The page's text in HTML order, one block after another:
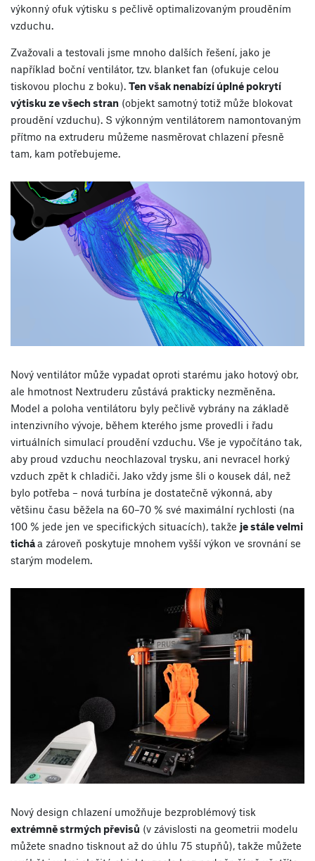
výkonný ofuk výtisku s pečlivě optimalizovaným prouděním
vzduchu.
Zvažovali a testovali jsme mnoho dalších řešení, jako je
například boční ventilátor, tzv. blanket fan (ofukuje celou
tiskovou plochu z boku). Ten však nenabízí úplné pokrytí
výtisku ze všech stran (objekt samotný totiž může blokovat
proudění vzduchu). S výkonným ventilátorem namontovaným
přítmo na extruderu můžeme nasměrovat chlazení přesně
tam, kam potřebujeme.
Nový ventilátor může vypadat oproti starému jako hotový obr,
ale hmotnost Nextruderu zůstává prakticky nezměněna.
Model a poloha ventilátoru byly pečlivě vybrány na základě
intenzivního vývoje, během kterého jsme provedli i řadu
virtuálních simulací proudění vzduchu. Vše je vypočítáno tak,
aby proud vzduchu neochlazoval trysku, ani nevracel horký
vzduch zpět k chladiči. Jako vždy jsme šli o kousek dál, než
bylo potřeba – nová turbína je dostatečně výkonná, aby
většinu času běžela na 60–70 % své maximální rychlosti (na
100 % jede jen ve specifických situacích), takže je stále velmi
ticháa zároveň poskytuje mnohem vyšší výkon ve srovnání se
starým modelem.
Nový design chlazení umožňuje bezproblémový tisk
extrémně strmých převisů (v závislosti na geometrii modelu
můžete snadno tisknout až do úhlu 75 stupňů), takže můžete